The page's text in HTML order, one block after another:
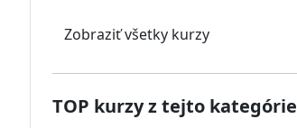
Zobraziť všetky kurzy
TOP kurzy z tejto kategórie